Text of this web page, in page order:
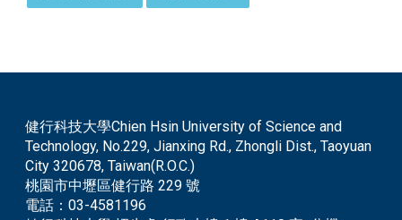
健行科技大學Chien Hsin University of Science and
Technology, No.229, Jianxing Rd., Zhongli Dist., Taoyuan
City 320678, Taiwan(R.O.C.)
桃園市中壢區健行路 229 號
電話：03-4581196